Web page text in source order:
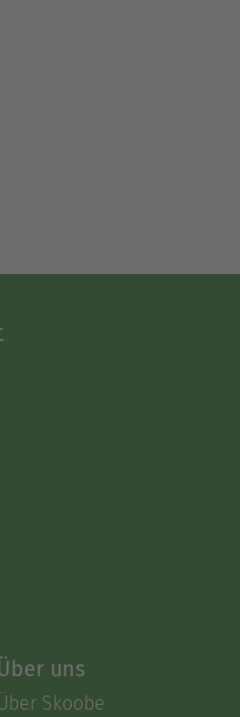
Über uns
Skoobe